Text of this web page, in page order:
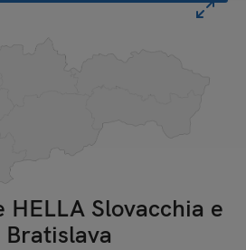
HELLA Slovacchia e